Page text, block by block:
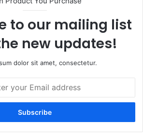
to our mailing list
new updates!
dolor sit amet, consectetur.